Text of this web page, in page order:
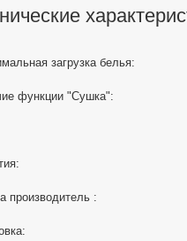
загрузка белья:
функции "Сушка":
производитель :